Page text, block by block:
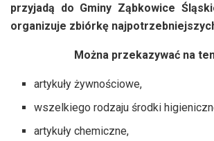
przyjadą do Gminy Ząbkowice
organizuje zbiórkę
Można przekazywać na
artykuły żywnościowe,
wszelkiego rodzaju środki
artykuły chemiczne,